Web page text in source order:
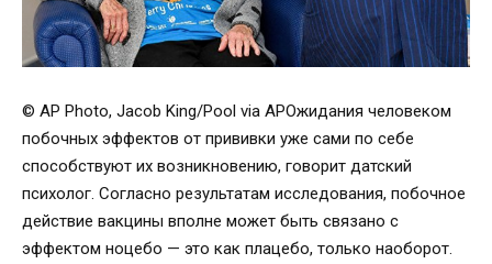
© AP Photo, Jacob King/Pool via APОжидания человеком
побочных эффектов от прививки уже сами по себе
способствуют их возникновению, говорит датский
психолог. Согласно результатам исследования, побочное
действие вакцины вполне может быть связано с
эффектом ноцебо — это как плацебо, только наоборот.